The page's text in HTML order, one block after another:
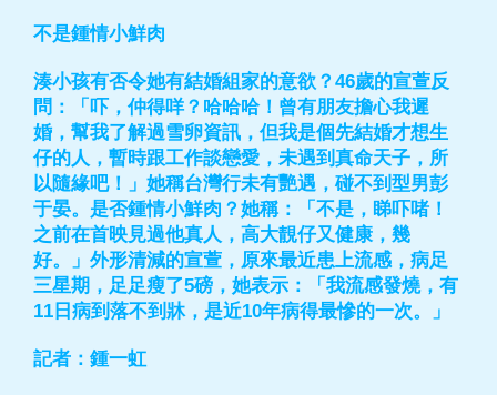
不是鍾情小鮮肉
湊小孩有否令她有結婚組家的意欲？46歲的宣萱反
問：「吓，仲得咩？哈哈哈！曾有朋友擔心我遲
婚，幫我了解過雪卵資訊，但我是個先結婚才想生
仔的人，暫時跟工作談戀愛，未遇到真命天子，所
以隨緣吧！」她稱台灣行未有艷遇，碰不到型男彭
于晏。是否鍾情小鮮肉？她稱：「不是，睇吓啫！
之前在首映見過他真人，高大靚仔又健康，幾
好。」外形清減的宣萱，原來最近患上流感，病足
三星期，足足瘦了5磅，她表示：「我流感發燒，有
11日病到落不到牀，是近10年病得最慘的一次。」
記者：鍾一虹